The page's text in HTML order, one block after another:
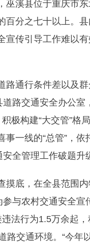
溪县位于重庆市
百分之七十以上。
宣传引导工作难以
路通行条件差以及
路交通安全办公
极构建“大交管”格
一线的“总管”，依
全管理工作破题升
摸底，在全县范围
与农村交通安全
法行为1.5万余起
路交通环境。“今